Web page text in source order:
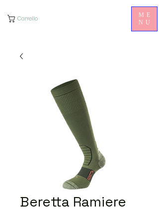
Carrello
ME
NU
Beretta Ramiere